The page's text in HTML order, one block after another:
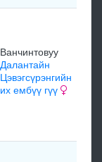
Ванчинтовуу
Далантайн
Цэвэгсүрэнгийн
их ембүү гүү